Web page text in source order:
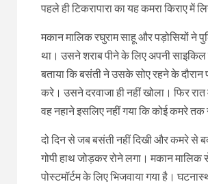
पहले ही टिकरापारा का यह कमरा किराए
मकान मालिक रघुराम साहू और पड़ोसियों ने
था। उसने शराब पीने के लिए अपनी साइकिल
बताया कि बसंती ने उसके सोए रहने के
करे। उसने दरवाजा ही नहीं खोला। फिर
वह नहाने इसलिए नहीं गया कि कोई कमरे
दो दिन से जब बसंती नहीं दिखी और कमरे से
गोपी हाथ जोड़कर रोने लगा। मकान
पोस्टमॉर्टम के लिए भिजवाया गया है।